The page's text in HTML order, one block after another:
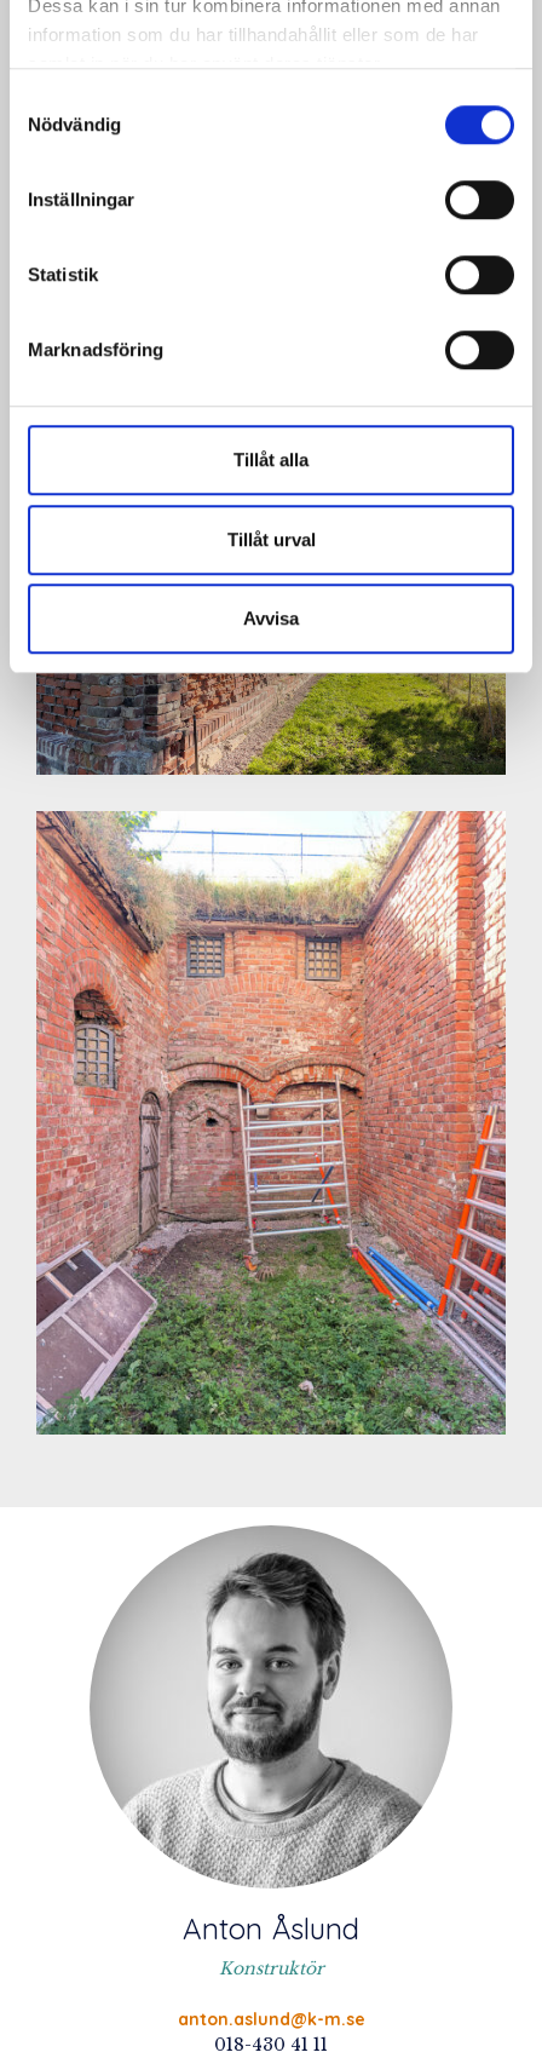
Dessa kan i sin tur kombinera informationen med annan
information som du har tillhandahållit eller som de har
samlat in när du har använt deras tjänster.
Nödvändig
Inställningar
Statistik
Marknadsföring
Tillåt alla
Tillåt urval
Avvisa
Anton Åslund
Konstruktör
anton.aslund@k-m.se
018-430 41 11